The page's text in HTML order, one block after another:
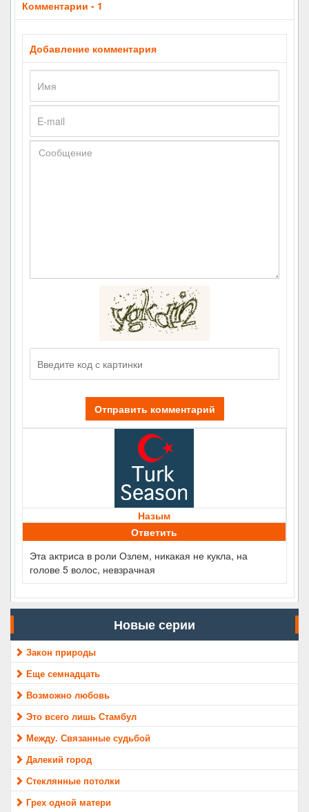
Комментарии - 1
Добавление комментария
Отправить комментарий
Назым
Ответить
Эта актриса в роли Озлем, никакая не кукла, на
голове 5 волос, невзрачная
Новые серии
Закон природы
Еще семнадцать
Возможно любовь
Это всего лишь Стамбул
Между. Связанные судьбой
Далекий город
Стеклянные потолки
Грех одной матери